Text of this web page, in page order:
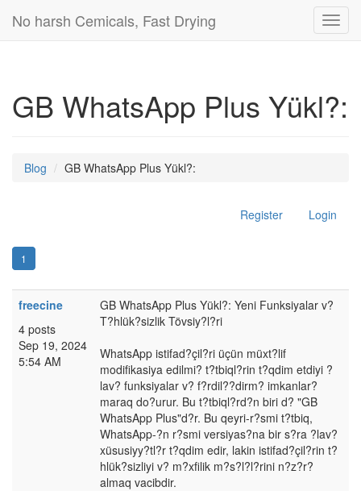
No harsh Cemicals, Fast Drying
GB WhatsApp Plus Yükl?:
Blog GB WhatsApp Plus Yükl?:
Register Login
1
freecine
4 posts
Sep 19, 2024
5:54 AM
GB WhatsApp Plus Yükl?: Yeni Funksiyalar v?
T?hlük?sizlik Tövsiy?l?ri
WhatsApp istifad?çil?ri üçün müxt?lif
modifikasiya edilmi? t?tbiql?rin t?qdim etdiyi ?
lav? funksiyalar v? f?rdil??dirm? imkanlar?
maraq do?urur. Bu t?tbiql?rd?n biri d? "GB
WhatsApp Plus"d?r. Bu qeyri-r?smi t?tbiq,
WhatsApp-?n r?smi versiyas?na bir s?ra ?lav?
xüsusiyy?tl?r t?qdim edir, lakin istifad?çil?rin t?
hlük?sizliyi v? m?xfilik m?s?l?l?rini n?z?r?
almaq vacibdir.